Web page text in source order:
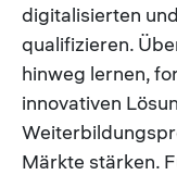
digitalisierten
qualifizieren.
hinweg lernen,
innovativen
Märkte stärken.